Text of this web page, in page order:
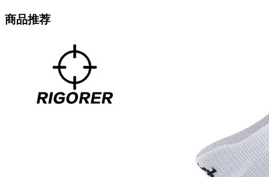
商品推荐